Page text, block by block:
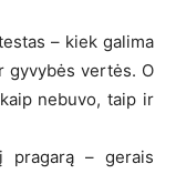
– kiek galima
gyvybės vertės. O
nebuvo, taip ir
pragarą – gerais